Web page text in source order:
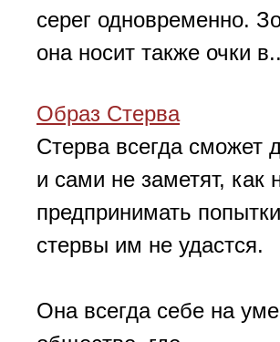
серег одновременно.
она носит также очки
Образ Стерва
Стерва всегда сможет
и сами не заметят, как
предпринимать
стервы им не удастся.
Она всегда себе на